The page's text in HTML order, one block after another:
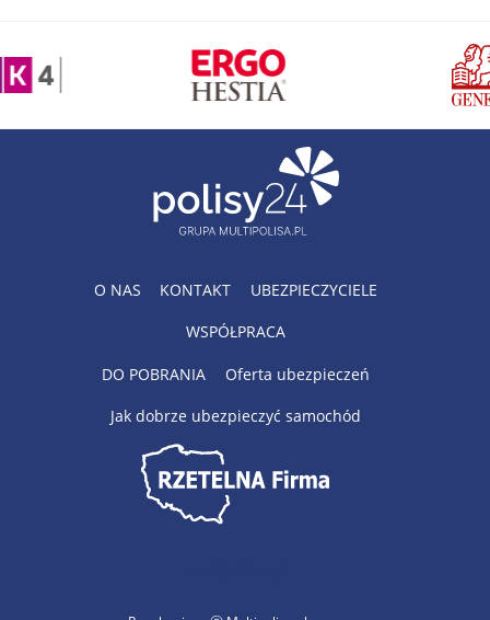
O NAS KONTAKT UBEZPIECZYCIELE
WSPÓŁPRACA
DO POBRANIA Oferta ubezpieczeń
Jak dobrze ubezpieczyć samochód